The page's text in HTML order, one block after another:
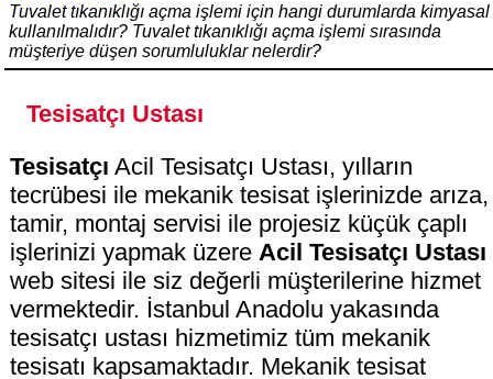
Tuvalet tıkanıklığı açma işlemi için hangi durumlarda kimyasal
kullanılmalıdır? Tuvalet tıkanıklığı açma işlemi sırasında
müşteriye düşen sorumluluklar nelerdir?
Tesisatçı Ustası
Tesisatçı Acil Tesisatçı Ustası, yılların
tecrübesi ile mekanik tesisat işlerinizde arıza,
tamir, montaj servisi ile projesiz küçük çaplı
işlerinizi yapmak üzere Acil Tesisatçı Ustası
web sitesi ile siz değerli müşterilerine hizmet
vermektedir. İstanbul Anadolu yakasında
tesisatçı ustası hizmetimiz tüm mekanik
tesisatı kapsamaktadır. Mekanik tesisat